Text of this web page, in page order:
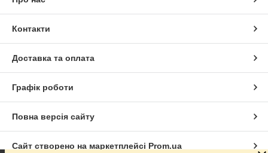
Контакти
Доставка та оплата
Графік роботи
Повна версія сайту
Сайт створено на маркетплейсі Prom.ua